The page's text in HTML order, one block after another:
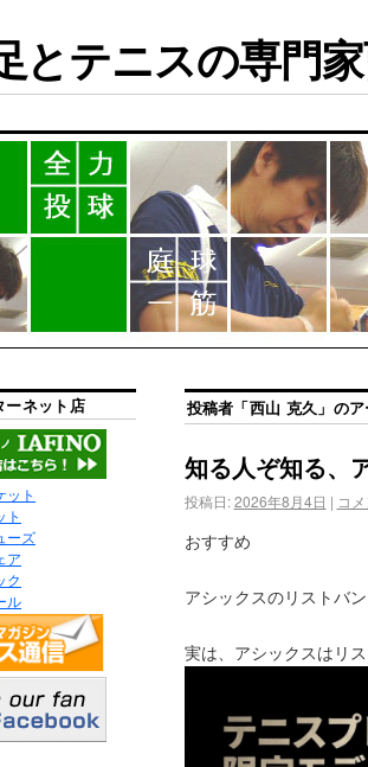
とテニスの専門
投稿者「西山 克久 」の
知る人ぞ知る、
投稿日: 2026年8月4日 | コ
おすすめ
アシックスのリストバ
実は、アシックスはリ
ーネット店
ット
ト
ーズ
ア
ク
ル